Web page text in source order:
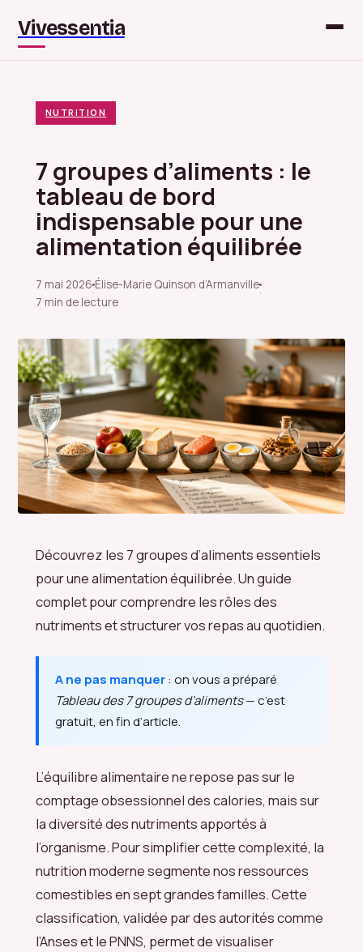
Vivessentia
NUTRITION
7 groupes d’aliments : le
tableau de bord
indispensable pour une
alimentation équilibrée
7 mai 2026
·
Élise-Marie Quinson d’Armanville
·
7 min de lecture
Découvrez les 7 groupes d’aliments essentiels
pour une alimentation équilibrée. Un guide
complet pour comprendre les rôles des
nutriments et structurer vos repas au quotidien.
A ne pas manquer: on vous a préparé
Tableau des 7 groupes d’aliments— c’est
gratuit, en fin d’article.
L’équilibre alimentaire ne repose pas sur le
comptage obsessionnel des calories, mais sur
la diversité des nutriments apportés à
l’organisme. Pour simplifier cette complexité, la
nutrition moderne segmente nos ressources
comestibles en sept grandes familles. Cette
classification, validée par des autorités comme
l’Anses et le PNNS, permet de visualiser